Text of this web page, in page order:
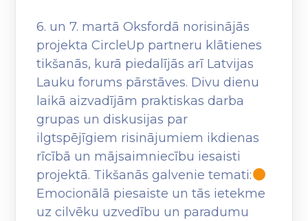
6. un 7. martā Oksfordā norisinājās
projekta CircleUp partneru klātienes
tikšanās, kurā piedalījās arī Latvijas
Lauku forums pārstāves. Divu dienu
laikā aizvadījām praktiskas darba
grupas un diskusijas par
ilgtspējīgiem risinājumiem ikdienas
rīcībā un mājsaimniecību iesaisti
projektā. Tikšanās galvenie temati:
Emocionālā piesaiste un tās ietekme
uz cilvēku uzvedību un paradumu